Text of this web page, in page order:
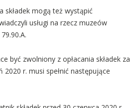
składek mogą też wystąpić
usługi na rzecz muzeów
być zwolniony z opłacania składek za
2020 r. musi spełnić następujące